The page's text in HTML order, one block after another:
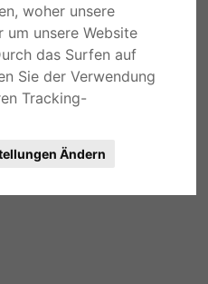
woher unsere
um unsere Website
das Surfen auf
Sie der Verwendung
Tracking-
Ändern